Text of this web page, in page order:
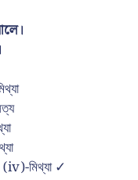
মিথ্যা ✓